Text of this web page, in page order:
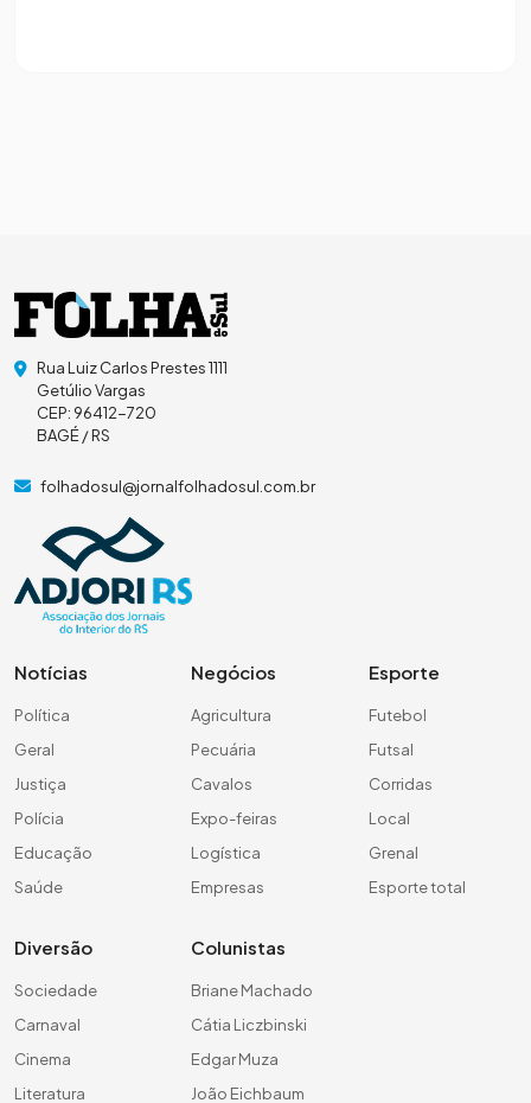
Rua Luiz Carlos Prestes 1111
Getúlio Vargas
CEP: 96412-720
BAGÉ / RS
folhadosul@jornalfolhadosul.com.br
Notícias
Política
Geral
Justiça
Polícia
Educação
Saúde
Negócios
Agricultura
Pecuária
Cavalos
Expo-feiras
Logística
Empresas
Esporte
Futebol
Futsal
Corridas
Local
Grenal
Esporte total
Diversão
Sociedade
Carnaval
Cinema
Literatura
Colunistas
Briane Machado
Cátia Liczbinski
Edgar Muza
João Eichbaum